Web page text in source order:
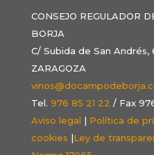
CONSEJO REGULADOR
BORJA
C/ Subida de San
ZARAGOZA
Tel. 976 85 21 22 / Fax
Aviso legal | Política de
cookies |Ley de